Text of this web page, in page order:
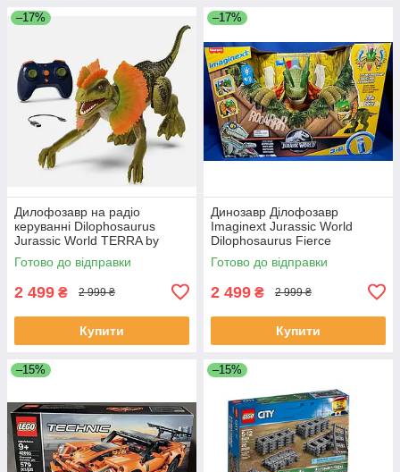
–17%
Дилофозавр на радіо
керуванні Dilophosaurus
Jurassic World TERRA by
Battat Remote Control
Dinosaur
Готово до відправки
2 499 ₴ 2 999 ₴
Купити
–17%
Динозавр Ділофозавр
Imaginext Jurassic World
Dilophosaurus Fierce
Launchin Lights SOUNDS
Готово до відправки
2 499 ₴ 2 999 ₴
Купити
–15% –15%